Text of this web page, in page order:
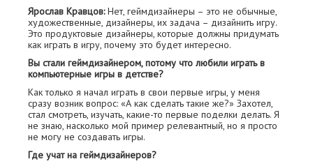
Ярослав Кравцов:Нет, геймдизайнеры – это не обычные,
художественные, дизайнеры, их задача – дизайнить игру.
Это продуктовые дизайнеры, которые должны придумать
как играть в игру, почему это будет интересно.
Вы стали геймдизайнером, потому что любили играть в
компьютерные игры в детстве?
Как только я начал играть в свои первые игры, у меня
сразу возник вопрос: «А как сделать такие же?» Захотел,
стал смотреть, изучать, какие-то первые поделки делать. Я
не знаю, насколько мой пример релевантный, но я просто
не могу не создавать игры.
Где учат на геймдизайнеров?